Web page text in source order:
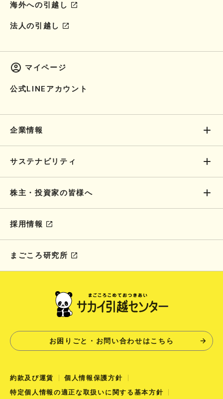
海外への引越し
法人の引越し
マイページ
公式LINEアカウント
企業情報
サステナビリティ
株主・投資家の皆様へ
採用情報
まごころ研究所
お困りごと・お問い合わせはこちら
約款及び運賃
個人情報保護方針
特定個人情報の適正な取扱いに関する基本方針